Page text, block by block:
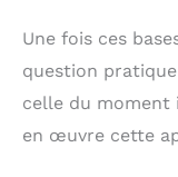
Une fois ces
question
celle du moment
en œuvre cette